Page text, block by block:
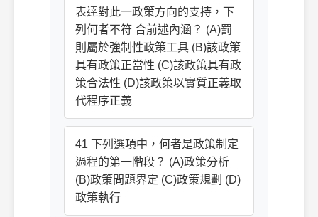
表達對此一政策方向的支持，下
列何者不符 合前述內涵？ (A)罰
則屬於強制性政策工具 (B)該政策
具有政策正當性 (C)該政策具有政
策合法性 (D)該政策以實質正義取
代程序正義
41 下列選項中，何者是政策制定
過程的第一階段？ (A)政策分析
(B)政策問題界定 (C)政策規劃 (D)
政策執行